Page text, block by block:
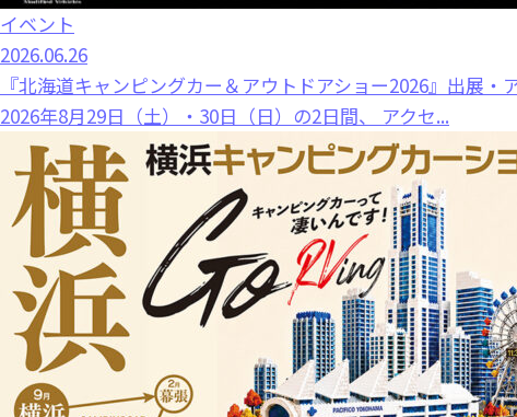
イベント
2026.06.26
『北海道キャンピングカー＆アウトドアショー2026』出展・
2026年8月29日（土）・30日（日）の2日間、 アクセ...